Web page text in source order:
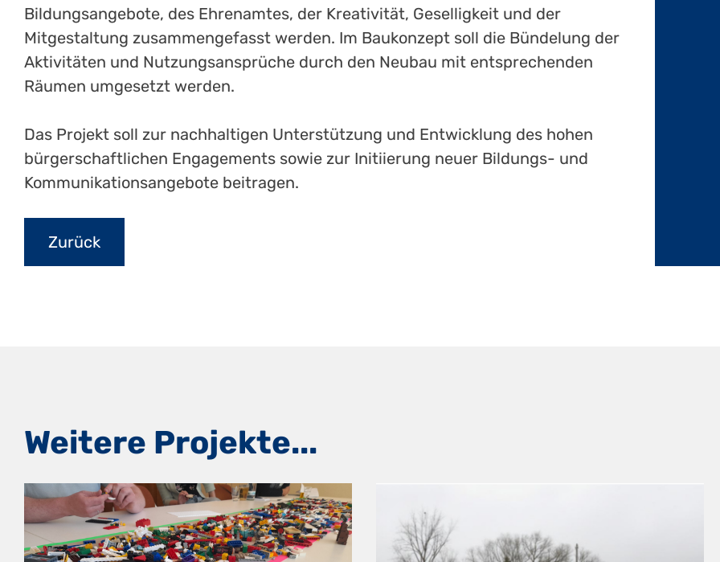
Bildungsangebote, des Ehrenamtes, der Kreativität, Geselligkeit und der
Mitgestaltung zusammengefasst werden. Im Baukonzept soll die Bündelung der
Aktivitäten und Nutzungsansprüche durch den Neubau mit entsprechenden
Räumen umgesetzt werden.
Das Projekt soll zur nachhaltigen Unterstützung und Entwicklung des hohen
bürgerschaftlichen Engagements sowie zur Initiierung neuer Bildungs- und
Kommunikationsangebote beitragen.
Weitere Projekte...